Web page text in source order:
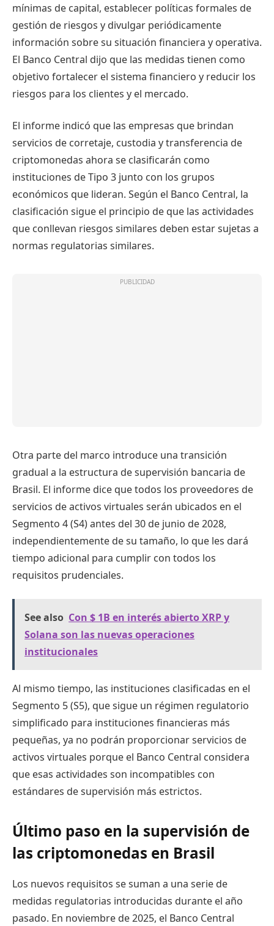
mínimas de capital, establecer políticas formales de
gestión de riesgos y divulgar periódicamente
información sobre su situación financiera y operativa.
El Banco Central dijo que las medidas tienen como
objetivo fortalecer el sistema financiero y reducir los
riesgos para los clientes y el mercado.
El informe indicó que las empresas que brindan
servicios de corretaje, custodia y transferencia de
criptomonedas ahora se clasificarán como
instituciones de Tipo 3 junto con los grupos
económicos que lideran. Según el Banco Central, la
clasificación sigue el principio de que las actividades
que conllevan riesgos similares deben estar sujetas a
normas regulatorias similares.
Otra parte del marco introduce una transición
gradual a la estructura de supervisión bancaria de
Brasil. El informe dice que todos los proveedores de
servicios de activos virtuales serán ubicados en el
Segmento 4 (S4) antes del 30 de junio de 2028,
independientemente de su tamaño, lo que les dará
tiempo adicional para cumplir con todos los
requisitos prudenciales.
See also Con $ 1B en interés abierto XRP y
Solana son las nuevas operaciones
institucionales
Al mismo tiempo, las instituciones clasificadas en el
Segmento 5 (S5), que sigue un régimen regulatorio
simplificado para instituciones financieras más
pequeñas, ya no podrán proporcionar servicios de
activos virtuales porque el Banco Central considera
que esas actividades son incompatibles con
estándares de supervisión más estrictos.
Último paso en la supervisión de
las criptomonedas en Brasil
Los nuevos requisitos se suman a una serie de
medidas regulatorias introducidas durante el año
pasado. En noviembre de 2025, el Banco Central